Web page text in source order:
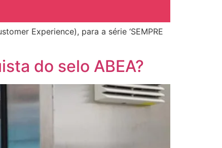
Experience), para a série ‘SEMPRE
do selo ABEA?